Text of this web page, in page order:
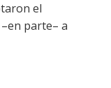
el
parte– a